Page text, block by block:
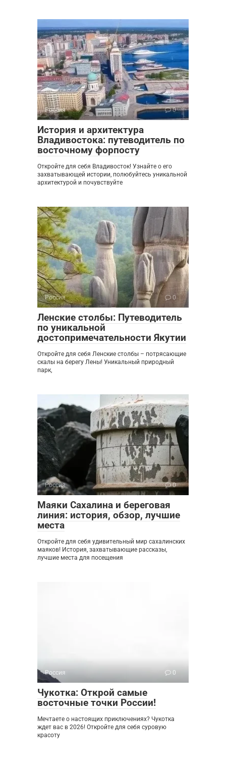
Россия 0
История и архитектура
Владивостока: путеводитель по
восточному форпосту
Откройте для себя Владивосток! Узнайте о его
захватывающей истории, полюбуйтесь уникальной
архитектурой и почувствуйте
Россия 0
Ленские столбы: Путеводитель
по уникальной
достопримечательности Якутии
Откройте для себя Ленские столбы – потрясающие
скалы на берегу Лены! Уникальный природный
парк,
Россия 0
Маяки Сахалина и береговая
линия: история, обзор, лучшие
места
Откройте для себя удивительный мир сахалинских
маяков! История, захватывающие рассказы,
лучшие места для посещения
Россия 0
Чукотка: Открой самые
восточные точки России!
Мечтаете о настоящих приключениях? Чукотка
ждет вас в 2026! Откройте для себя суровую
красоту